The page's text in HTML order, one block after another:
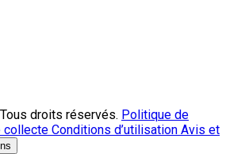
droits réservés. Politique de
collecte Conditions d’utilisation Avis et